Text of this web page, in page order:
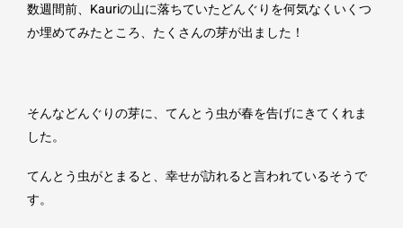
数週間前、 Kauriの山に落ちていたどんぐりを何気なくいくつ
か埋めてみたところ、たくさんの芽が出ました！
そんなどんぐりの芽に、てんとう虫が春を告げにきてくれま
した。
てんとう虫がとまると、幸せが訪れると言われているそうで
す。